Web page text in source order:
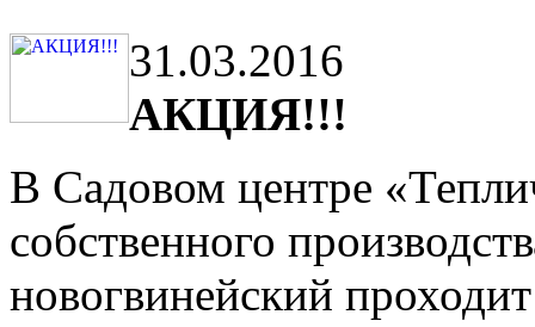
31.03.2016
АКЦИЯ!!!
В Садовом центре
собственного
новогвинейский